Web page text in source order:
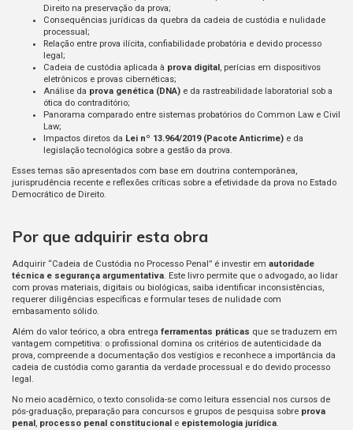
Direito na preservação da prova;
Consequências jurídicas da quebra da cadeia de custódia e nulidade
processual;
Relação entre prova ilícita, confiabilidade probatória e devido processo
legal;
Cadeia de custódia aplicada à prova digital , perícias em dispositivos
eletrônicos e provas cibernéticas;
Análise da prova genética (DNA) e da rastreabilidade laboratorial sob a
ótica do contraditório;
Panorama comparado entre sistemas probatórios do Common Law e Civil
Law;
Impactos diretos da Lei nº 13.964/2019 (Pacote Anticrime) e da
legislação tecnológica sobre a gestão da prova.
Esses temas são apresentados com base em doutrina contemporânea,
jurisprudência recente e reflexões críticas sobre a efetividade da prova no Estado
Democrático de Direito.
Por que adquirir esta obra
Adquirir “Cadeia de Custódia no Processo Penal” é investir em autoridade
técnica e segurança argumentativa. Este livro permite que o advogado, ao lidar
com provas materiais, digitais ou biológicas, saiba identificar inconsistências,
requerer diligências específicas e formular teses de nulidade com
embasamento sólido.
Além do valor teórico, a obra entrega ferramentas práticas que se traduzem em
vantagem competitiva: o profissional domina os critérios de autenticidade da
prova, compreende a documentação dos vestígios e reconhece a importância da
cadeia de custódia como garantia da verdade processual e do devido processo
legal.
No meio acadêmico, o texto consolida-se como leitura essencial nos cursos de
pós-graduação, preparação para concursos e grupos de pesquisa sobre prova
penal , processo penal constitucional e epistemologia jurídica.